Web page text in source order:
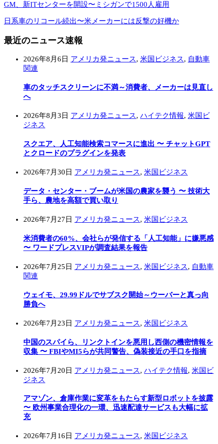
GM、新ITセンターを開設〜ミシガンで1500人雇用
日系車のリコール続出〜米メーカーには反撃の好機か
最近のニュース速報
2026年8月6日 アメリカ発ニュース, 米国ビジネス, 自動車
関連
車のタッチスクリーンに不満～消費者、メーカーは見直し
へ
2026年8月3日 アメリカ発ニュース, ハイテク情報, 米国ビ
ジネス
スクエア、人工知能検索コマースに進出 〜 チャットGPT
とクロードのプラグインを発表
2026年7月30日 アメリカ発ニュース, 米国ビジネス
データ・センター・ブームが米国の農家を襲う 〜 技術大
手ら、農地を高額で買い取り
2026年7月27日 アメリカ発ニュース, 米国ビジネス
米消費者の60%、会社らが発信する「人工知能」に嫌悪感
〜 ワードプレスVIPが調査結果を報告
2026年7月25日 アメリカ発ニュース, 米国ビジネス, 自動車
関連
ウェイモ、29.99ドルでサブスク開始～ウーバーと真っ向
勝負へ
2026年7月23日 アメリカ発ニュース, 米国ビジネス
中国のスパイら、リンクトインを悪用し西側の機密情報を
収集 〜 FBIやMI5らが共同警告、偽装接近の手口を指摘
2026年7月20日 アメリカ発ニュース, ハイテク情報, 米国ビ
ジネス
アマゾン、倉庫作業に変革をもたらす新型ロボットを披露
〜 欧州事業合理化の一環、迅速配達サービスも大幅に拡
充
2026年7月16日 アメリカ発ニュース, 米国ビジネス